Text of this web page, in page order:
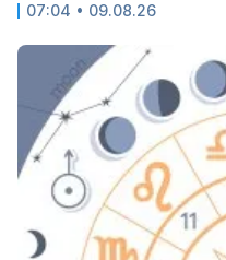
07:04 • 09.08.26